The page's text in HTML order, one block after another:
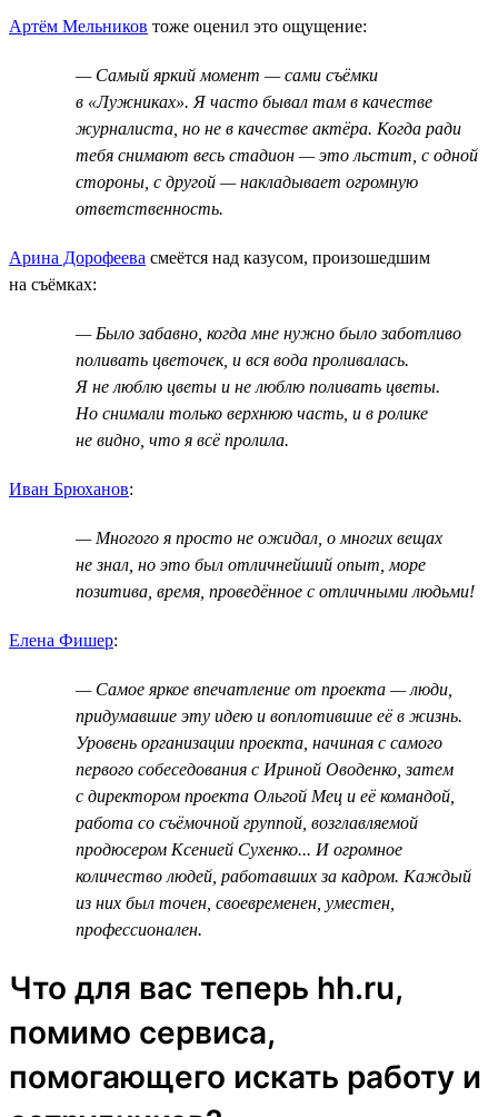
Артём Мельников тоже оценил это ощущение:
— Самый яркий момент — сами съёмки
в «Лужниках». Я часто бывал там в качестве
журналиста, но не в качестве актёра. Когда ради
тебя снимают весь стадион — это льстит, с одной
стороны, с другой — накладывает огромную
ответственность.
Арина Дорофеева смеётся над казусом, произошедшим
на съёмках:
— Было забавно, когда мне нужно было заботливо
поливать цветочек, и вся вода проливалась.
Я не люблю цветы и не люблю поливать цветы.
Но снимали только верхнюю часть, и в ролике
не видно, что я всё пролила.
Иван Брюханов:
— Многого я просто не ожидал, о многих вещах
не знал, но это был отличнейший опыт, море
позитива, время, проведённое с отличными людьми!
Елена Фишер:
— Самое яркое впечатление от проекта — люди,
придумавшие эту идею и воплотившие её в жизнь.
Уровень организации проекта, начиная с самого
первого собеседования с Ириной Оводенко, затем
с директором проекта Ольгой Мец и её командой,
работа со съёмочной группой, возглавляемой
продюсером Ксенией Сухенко... И огромное
количество людей, работавших за кадром. Каждый
из них был точен, своевременен, уместен,
профессионален.
Что для вас теперь hh.ru,
помимо сервиса,
помогающего искать работу и